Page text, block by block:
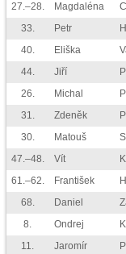
27.–28.
Magdaléna
33.
Petr
40.
Eliška
44.
Jiří
26.
Michal
31.
Zdeněk
30.
Matouš
47.–48.
Vít
61.–62.
František
68.
Daniel
8.
Ondrej
11.
Jaromír